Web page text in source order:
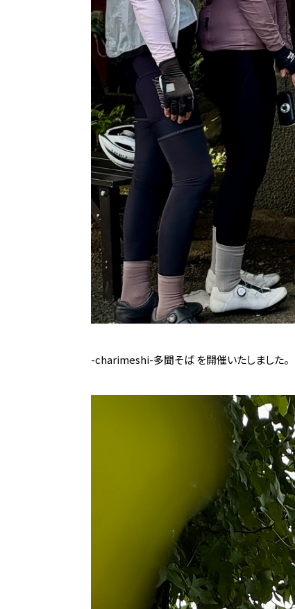
-charimeshi-多聞そば を開催いたしました。